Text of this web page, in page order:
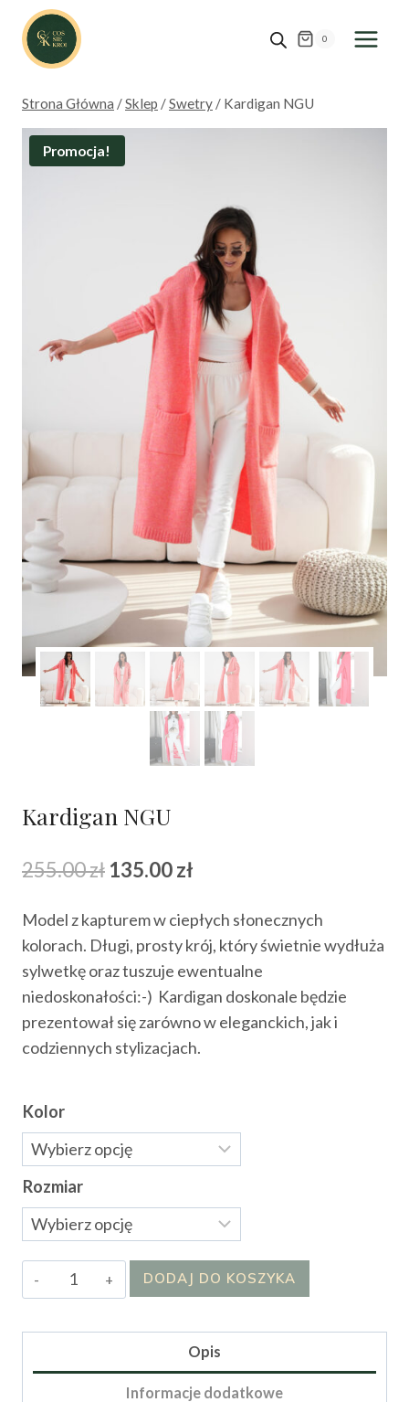
Przejdź
treści
0
Strona Główna /Sklep /Swetry / Kardigan NGU
Promocja!
Kardigan NGU
255.00zł Pierwotna
wynosiła:
255.00 zł.
135.00zł
wynosi:
135.00 zł.
Model z kapturem w ciepłych słonecznych
kolorach. Długi, prosty krój, który świetnie wydłuża
sylwetkę oraz tuszuje ewentualne
niedoskonałości:-) Kardigan doskonale będzie
prezentował się zarówno w eleganckich, jak i
codziennych stylizacjach.
Kolor
Rozmiar
ilość
Kardigan
DODAJ DO KOSZYKA
Opis
Informacje dodatkowe